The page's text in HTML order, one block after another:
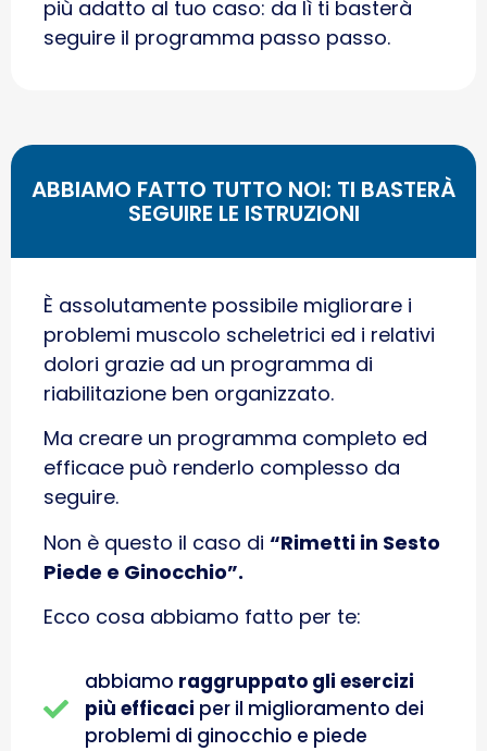
più adatto al tuo caso: da lì ti basterà
seguire il programma passo passo.
ABBIAMO FATTO TUTTO NOI: TI BASTERÀ
SEGUIRE LE ISTRUZIONI
È assolutamente possibile migliorare i
problemi muscolo scheletrici ed i relativi
dolori grazie ad un programma di
riabilitazione ben organizzato.
Ma creare un programma completo ed
efficace può renderlo complesso da
seguire.
Non è questo il caso di “Rimetti in Sesto
Piede e Ginocchio”.
Ecco cosa abbiamo fatto per te:
abbiamo raggruppato gli esercizi
più efficaci per il miglioramento dei
problemi di ginocchio e piede